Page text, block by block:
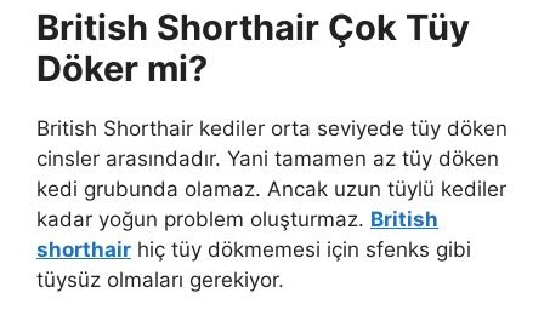
British Shorthair Çok Tüy
Döker mi?
British Shorthair kediler orta seviyede tüy döken
cinsler arasındadır. Yani tamamen az tüy döken
kedi grubunda olamaz. Ancak uzun tüylü kediler
kadar yoğun problem oluşturmaz. British
shorthair hiç tüy dökmemesi için sfenks gibi
tüysüz olmaları gerekiyor.